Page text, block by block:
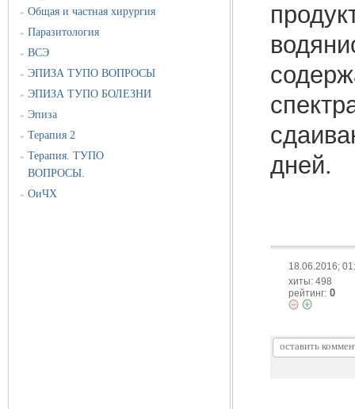
» Общая и частная хирургия
» Паразитология
» ВСЭ
» ЭПИЗА ТУПО ВОПРОСЫ
» ЭПИЗА ТУПО БОЛЕЗНИ
» Эпиза
» Терапия 2
» Терапия. ТУПО
ВОПРОСЫ.
» ОиЧХ
дней.
18.06.2016;
хиты: 498
рейтинг: 0